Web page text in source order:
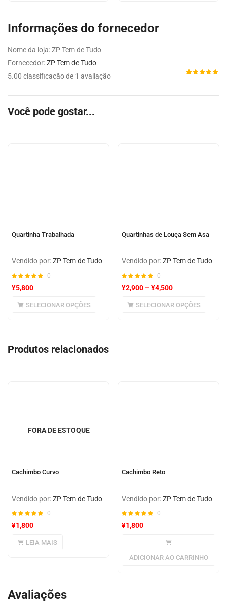
Informações do fornecedor
Nome da loja:ZP Tem de Tudo
Fornecedor:ZP Tem de Tudo
5.00 classificação de 1 avaliação
de 5,
Você pode gostar...
Quartinha Trabalhada
Vendido por:ZP Tem de Tudo
0
¥5,800
SELECIONAR OPÇÕES
Quartinhas de Louça Sem Asa
Vendido por:ZP Tem de Tudo
0
¥2,900 –¥4,500
SELECIONAR OPÇÕES
Produtos relacionados
FORA DE ESTOQUE
Cachimbo Curvo
Vendido por:ZP Tem de Tudo
0
¥1,800
LEIA MAIS
Cachimbo Reto
Vendido por:ZP Tem de Tudo
0
¥1,800
ADICIONAR AO CARRINHO
Avaliações